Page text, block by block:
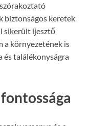
biztonságos keretek
sikerült ijesztő
a környezetének is
és találékonyságra